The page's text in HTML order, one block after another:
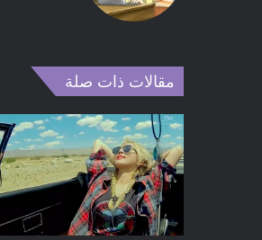
مقالات ذات صلة